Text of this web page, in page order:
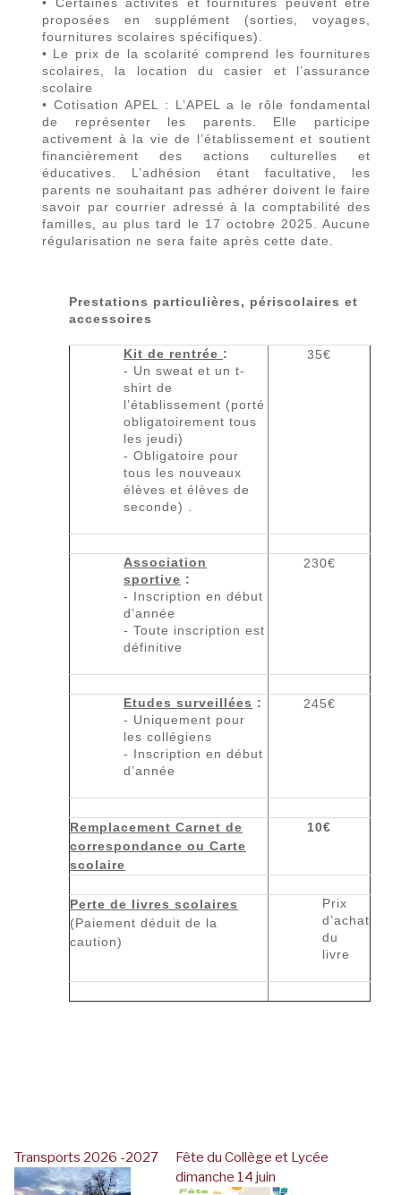
proposées en supplément (sorties, voyages,
fournitures scolaires spécifiques).
• Le prix de la scolarité comprend les fournitures
scolaires, la location du casier et l’assurance
scolaire
• Cotisation APEL : L’APEL a le rôle fondamental
de représenter les parents. Elle participe
activement à la vie de l’établissement et soutient
financièrement des actions culturelles et
éducatives. L’adhésion étant facultative, les
parents ne souhaitant pas adhérer doivent le faire
savoir par courrier adressé à la comptabilité des
familles, au plus tard le 17 octobre 2025. Aucune
régularisation ne sera faite après cette date.
Prestations particulières, périscolaires et
accessoires
Kit de rentrée :
- Un sweat et un t-
shirt de
l’établissement (porté
obligatoirement tous
les jeudi)
- Obligatoire pour
tous les nouveaux
élèves et élèves de
seconde) .
35€
Association
sportive :
- Inscription en début
d’année
- Toute inscription est
définitive
230€
Etudes surveillées :
- Uniquement pour
les collégiens
- Inscription en début
d’année
245€
Remplacement Carnet de
correspondance ou Carte
scolaire
10€
Perte de livres scolaires
(Paiement déduit de la
caution)
Prix
d’achat
du
livre
Transports 2026 -2027
Fête du Collège et Lycée
dimanche 14 juin